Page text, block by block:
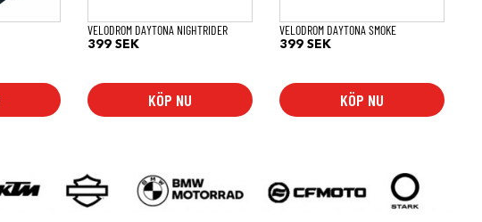
VELODROM DAYTONA NIGHTRIDER
399SEK
KÖP NU
VELODROM DAYTONA SMOKE
399SEK
KÖP NU